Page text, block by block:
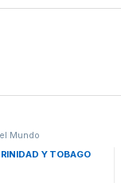
Mundo
Y TOBAGO